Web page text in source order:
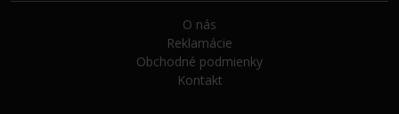
O nás
Reklamácie
Obchodné podmienky
Kontakt